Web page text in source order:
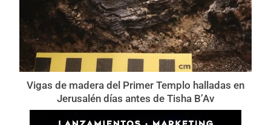
Vigas de madera del Primer Templo halladas en
Jerusalén días antes de Tisha B’Av